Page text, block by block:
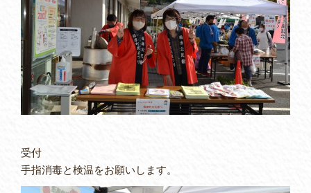
受付
手指消毒と検温をお願いします。